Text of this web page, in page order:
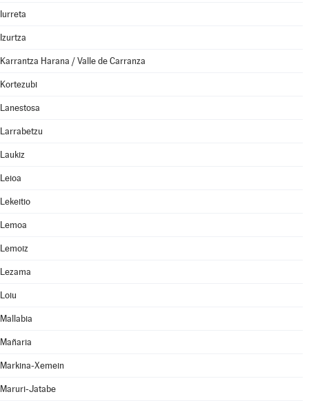
Iurreta
Izurtza
Karrantza Harana / Valle de Carranza
Kortezubi
Lanestosa
Larrabetzu
Laukiz
Leioa
Lekeitio
Lemoa
Lemoiz
Lezama
Loiu
Mallabia
Mañaria
Markina-Xemein
Maruri-Jatabe